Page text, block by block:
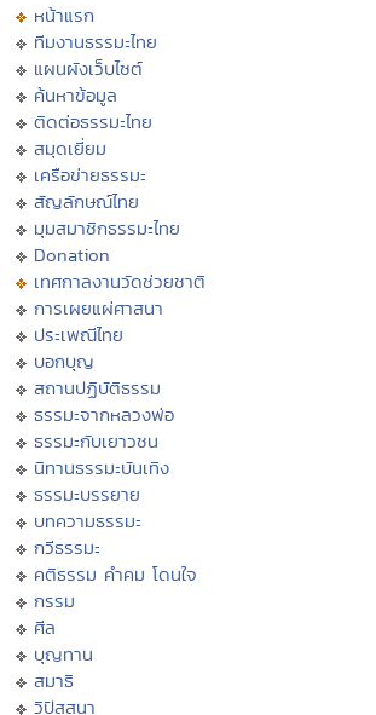
หน้าแรก
ทีมงานธรรมะไทย
แผนผังเว็บไซต์
ค้นหาข้อมูล
ติดต่อธรรมะไทย
สมุดเยี่ยม
เครือข่ายธรรมะ
สัญลักษณ์ไทย
มุมสมาชิกธรรมะไทย
Donation
เทศกาลงานวัดช่วยชาติ
การเผยแผ่ศาสนา
ประเพณีไทย
บอกบุญ
สถานปฏิบัติธรรม
ธรรมะจากหลวงพ่อ
ธรรมะกับเยาวชน
นิทานธรรมะบันเทิง
ธรรมะบรรยาย
บทความธรรมะ
กวีธรรมะ
คติธรรม คำคม โดนใจ
กรรม
ศีล
บุญทาน
สมาธิ
วิปัสสนา